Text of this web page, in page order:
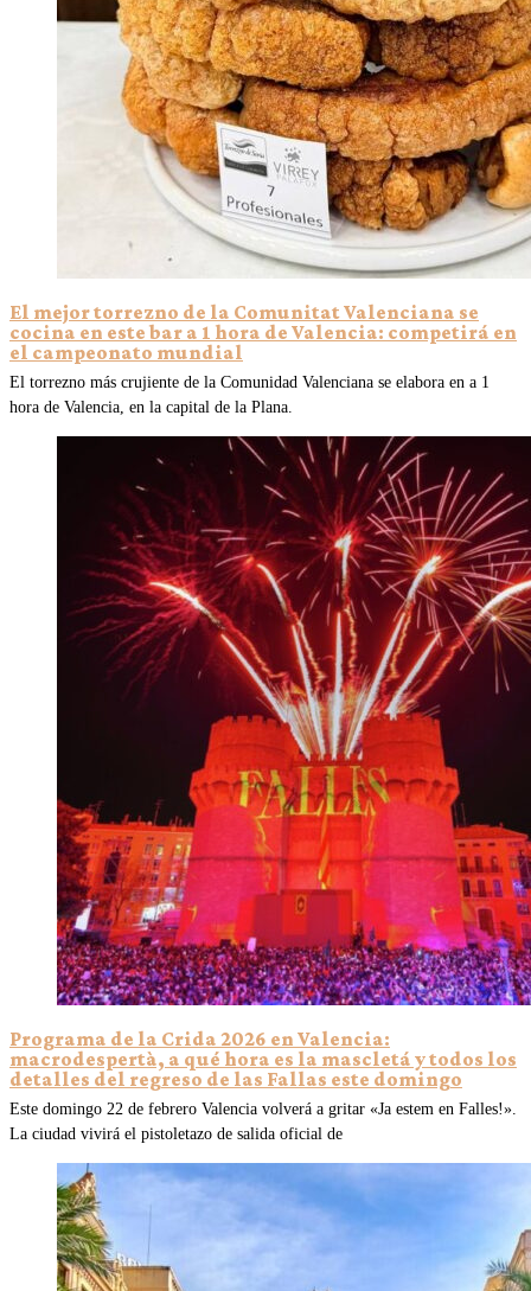
El mejor torrezno de la Comunitat Valenciana se
cocina en este bar a 1 hora de Valencia: competirá en
el campeonato mundial
El torrezno más crujiente de la Comunidad Valenciana se elabora en a 1
hora de Valencia, en la capital de la Plana.
Programa de la Crida 2026 en Valencia:
macrodespertà, a qué hora es la mascletá y todos los
detalles del regreso de las Fallas este domingo
Este domingo 22 de febrero Valencia volverá a gritar «Ja estem en Falles!».
La ciudad vivirá el pistoletazo de salida oficial de